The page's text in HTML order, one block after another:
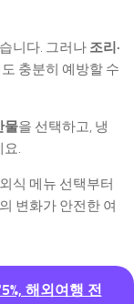
니다. 그러나 조리·
충분히 예방할 수
물을 선택하고, 냉
요.
식 메뉴 선택부터
변화가 안전한 여
해외여행 전